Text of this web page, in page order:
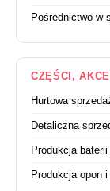
Pośrednictwo w
CZĘŚCI,
Hurtowa
Detaliczna
Produkcja
Produkcja opon